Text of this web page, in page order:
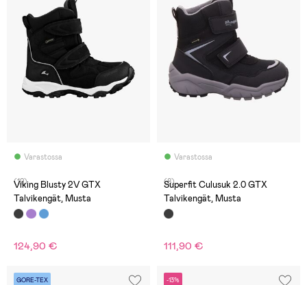
Varastossa
(12)
Viking Blusty 2V GTX
Talvikengät, Musta
124,90 €
Varastossa
(8)
Superfit Culusuk 2.0 GTX
Talvikengät, Musta
111,90 €
GORE-TEX -13%